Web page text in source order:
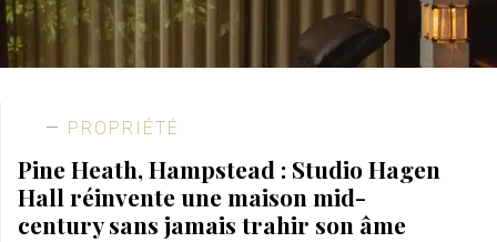
PROPRIÉTÉ
Pine Heath, Hampstead : Studio Hagen
Hall réinvente une maison mid-
century sans jamais trahir son âme